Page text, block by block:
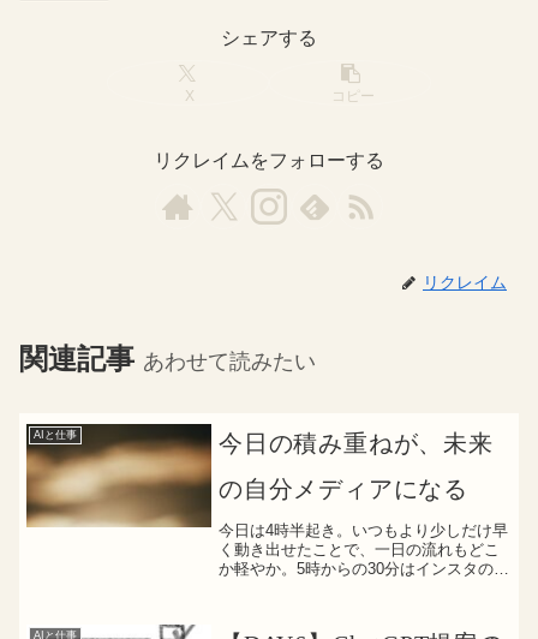
シェアする
X コピー
リクレイムをフォローする
リクレイム
関連記事 あわせて読みたい
AIと仕事
今日の積み重ねが、未来
の自分メディアになる
今日は4時半起き。いつもより少しだけ早
く動き出せたことで、一日の流れもどこ
か軽やか。5時からの30分はインスタの勉
AIと仕事